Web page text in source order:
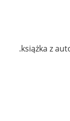
.książka z